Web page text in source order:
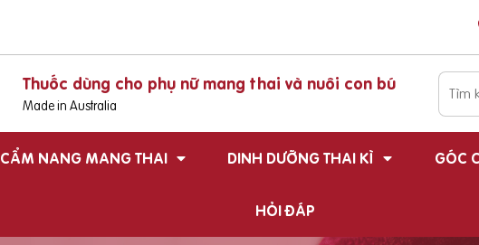
Thuốc dùng cho phụ nữ mang thai và nuôi con bú
Made in Australia
CẨM NANG MANG THAI DINH DƯỠNG THAI KÌ GÓC
HỎI ĐÁP